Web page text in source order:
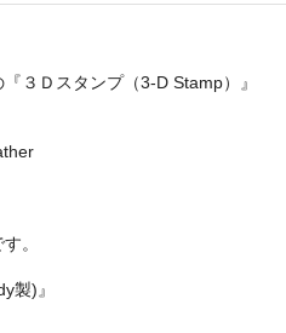
３Ｄスタンプ（3-D Stamp）』
。
製)』